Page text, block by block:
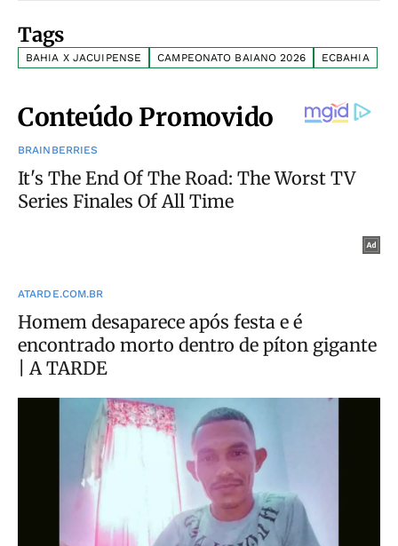
Tags
BAHIA X JACUIPENSE CAMPEONATO BAIANO 2026 ECBAHIA